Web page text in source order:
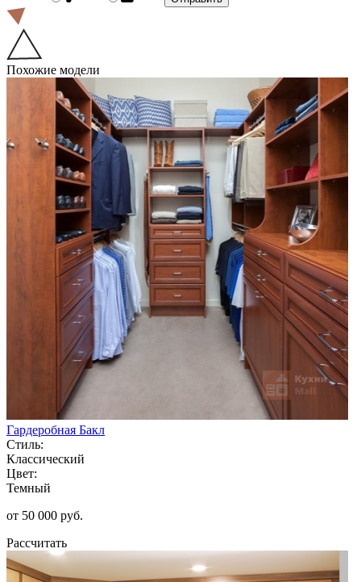
Похожие модели
Гардеробная Бакл
Стиль:
Классический
Цвет:
Темный
от 50 000 руб.
Рассчитать